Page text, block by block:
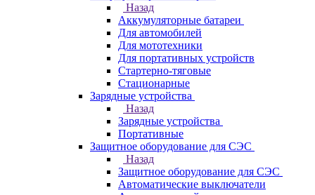
Назад
Аккумуляторные батареи
Для автомобилей
Для мототехники
Для портативных устройств
Стартерно-тяговые
Стационарные
Зарядные устройства
Назад
Зарядные устройства
Портативные
Защитное оборудование для СЭС
Назад
Защитное оборудование для СЭС
Автоматические выключатели